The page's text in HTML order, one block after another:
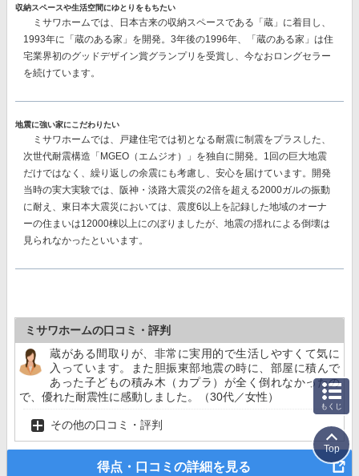
収納スペースや生活空間にゆとりをもちたい
ミサワホームでは、日本古来の収納スペースである「蔵」に着目し、
1993年に「蔵のある家」を開発。3年後の1996年、「蔵のある家」は住
宅業界初のグッドデザイン賞グランプリを受賞し、今なおロングセラー
を続けています。
地震に強い家にこだわりたい
ミサワホームでは、戸建住宅では初となる耐震に制震をプラスした、
次世代耐震構造「MGEO（エムジオ）」を独自に開発。 1回の巨大地震
だけではなく、繰り返しの余震にも考慮し、安心を届けています。開発
当時の実大実験では、阪神・淡路大震災の2倍を超える2000ガルの振動
に耐え、東日本大震災においては、震度6以上を記録した地域のオーナ
ーの住まいは12000棟以上にのぼりましたが、地震の揺れによる倒壊は
見られなかったといいます。
ミサワホームの口コミ・評判
蔵がある間取りが、非常に実用的で生活しやすくて気に
入っています。また胆振東部地震の時に、部屋に積んで
あった子どもの積み木（カプラ）が全く倒れなかったの
で、優れた耐震性に感動しました。（30代／女性）
その他の口コミ・評判
得点・口コミの詳細を見る
もくじ
Top